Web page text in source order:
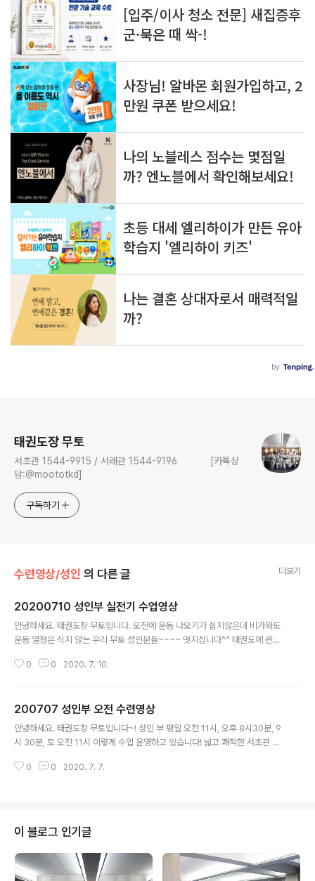
태권도장 무토
서초관 1544-9915 / 서래관 1544-9196 [카톡상
담:@moototkd]
구독하기
수련영상/성인 의 다른 글 더보기
20200710 성인부 실전기 수업영상
안녕하세요. 태권도장 무토입니다. 오전에 운동 나오기가 쉽지않은데 비가와도
운동 열정은 식지 않는 우리 무토 성인분들~~~~ 멋지십니다^^ 태권도에 관심
체력증진엔 태권도가 최고입니다! 무토도장은 1회 무료 체험 수업 가능합니다!
0 0 2020. 7. 10.
200707 성인부 오전 수련영상
안녕하세요. 태권도장 무토입니다~! 성인 부 평일 오전 11시, 오후 8시30분, 9
시 30분, 토 오전 11시 이렇게 수업 운영하고 있습니다! 넓고 쾌적한 서초관 수
아이들 학교 보내고, 혹은 오후에 업무 하시는 분들, 오전에 시간 여유가 있으신
과 띠 항상 구비되어 있으니 언제든지 예약 가능합니다. 체험 수업 예약은 010-
7511-9915로 문의 바랍니다.
0 0 2020. 7. 7.
이 블로그 인기글